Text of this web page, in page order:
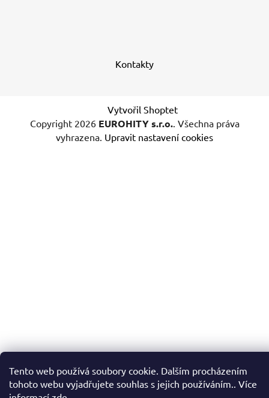
Tento web používá soubory cookie. Dalším procházením
tohoto webu vyjadřujete souhlas s jejich používáním.. Více
Kontakty
Vytvořil Shoptet
Copyright 2026 EUROHITY s.r.o.. Všechna práva
vyhrazena. Upravit nastavení cookies